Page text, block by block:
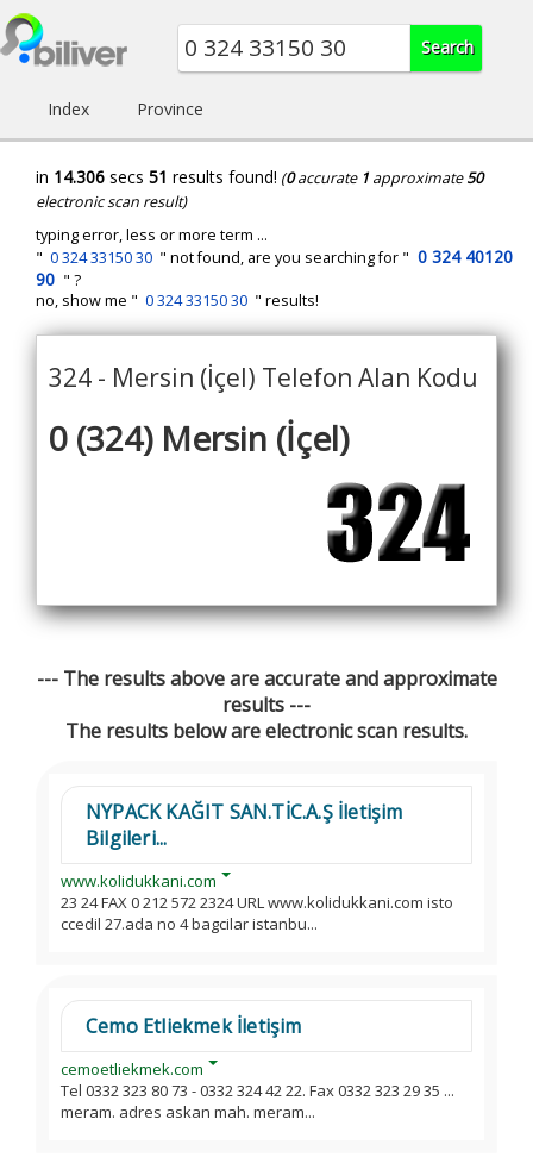
Index Province
in 14.306 secs 51 results found! (0accurate 1 approximate50
electronic scan result)
typing error, less or more term ...
" 0 324 33150 30 " not found, are you searching for " 0 324 40120
90 " ?
no, show me " 0 324 33150 30 " results!
324 - Mersin (İçel) Telefon Alan Kodu
0 (324) Mersin (İçel)
--- The results above are accurate and approximate
results ---
The results below are electronic scan results.
NYPACK KAĞIT SAN.TİC.A.Ş İletişim
Bilgileri...
www.kolidukkani.com
23 24 FAX 0 212 572 2324 URL www.kolidukkani.com isto
ccedil 27.ada no 4 bagcilar istanbu...
Cemo Etliekmek İletişim
cemoetliekmek.com
Tel 0332 323 80 73 - 0332 324 42 22. Fax 0332 323 29 35 ...
meram. adres askan mah. meram...